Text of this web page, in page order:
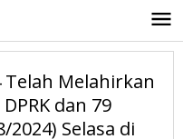
Telah Melahirkan
dan 79
2024) Selasa di